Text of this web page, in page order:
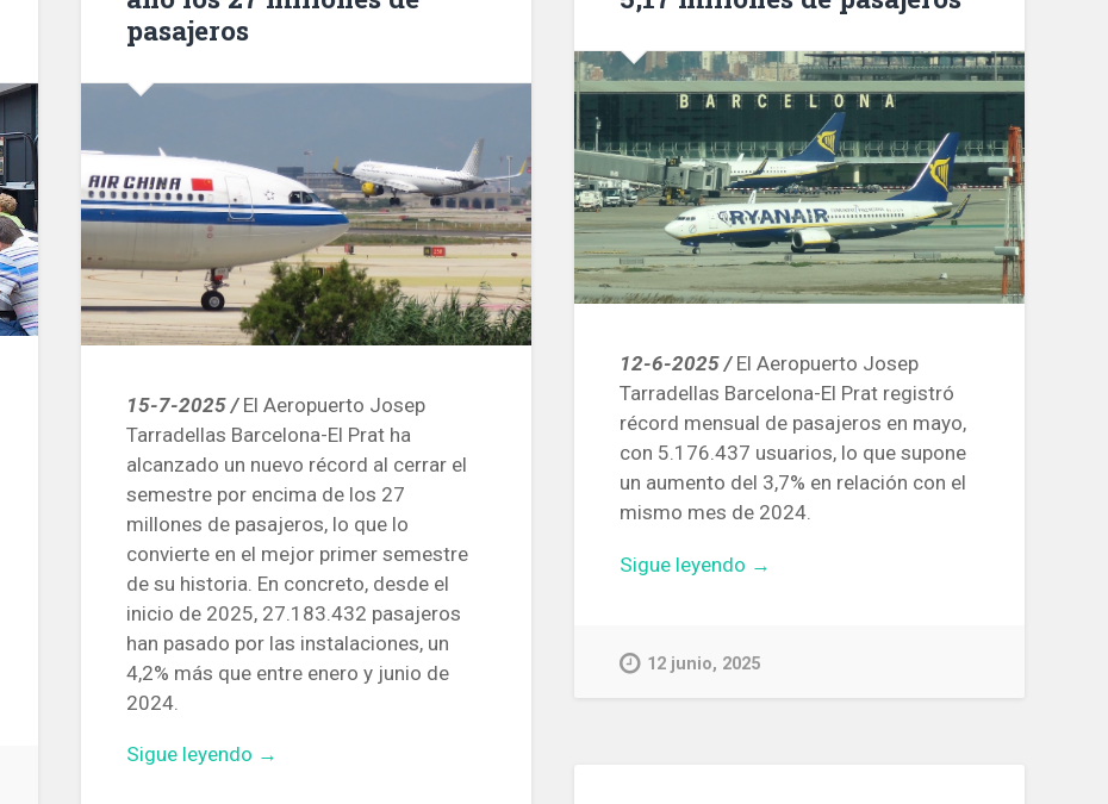
pasajeros
15-7-2025 /El Aeropuerto Josep
Tarradellas Barcelona-El Prat ha
alcanzado un nuevo récord al cerrar el
semestre por encima de los 27
millones de pasajeros, lo que lo
convierte en el mejor primer semestre
de su historia. En concreto, desde el
inicio de 2025, 27.183.432 pasajeros
han pasado por las instalaciones, un
4,2% más que entre enero y junio de
2024.
Sigue leyendo «Barcelona-
→
12-6-2025 /El Aeropuerto Josep
Tarradellas Barcelona-El Prat registró
récord mensual de pasajeros en mayo,
con 5.176.437 usuarios, lo que supone
un aumento del 3,7% en relación con el
mismo mes de 2024.
Sigue leyendo «En
por
→
12 junio, 2025